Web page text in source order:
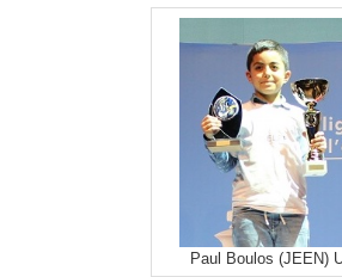
Paul Boulos (JEEN)